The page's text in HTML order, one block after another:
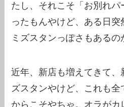
たし、それこそ「お別れ
ったもんやけど、ある日突
ミズスタンっぽさもあるの
近年、新店も増えてきて、
ズスタンやけど、これも
からこそやちゃ。オラがカ